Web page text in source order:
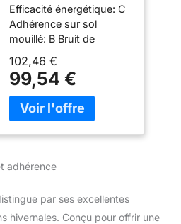
Pneu Neige
Efficacité énergétique: C
Adhérence sur sol
mouillé: B Bruit de
Caractéristiques
spécifiques: M+S,
3PMSF
102,46 €
99,54 €
adhérence
par ses excellentes
hivernales. Conçu pour offrir une